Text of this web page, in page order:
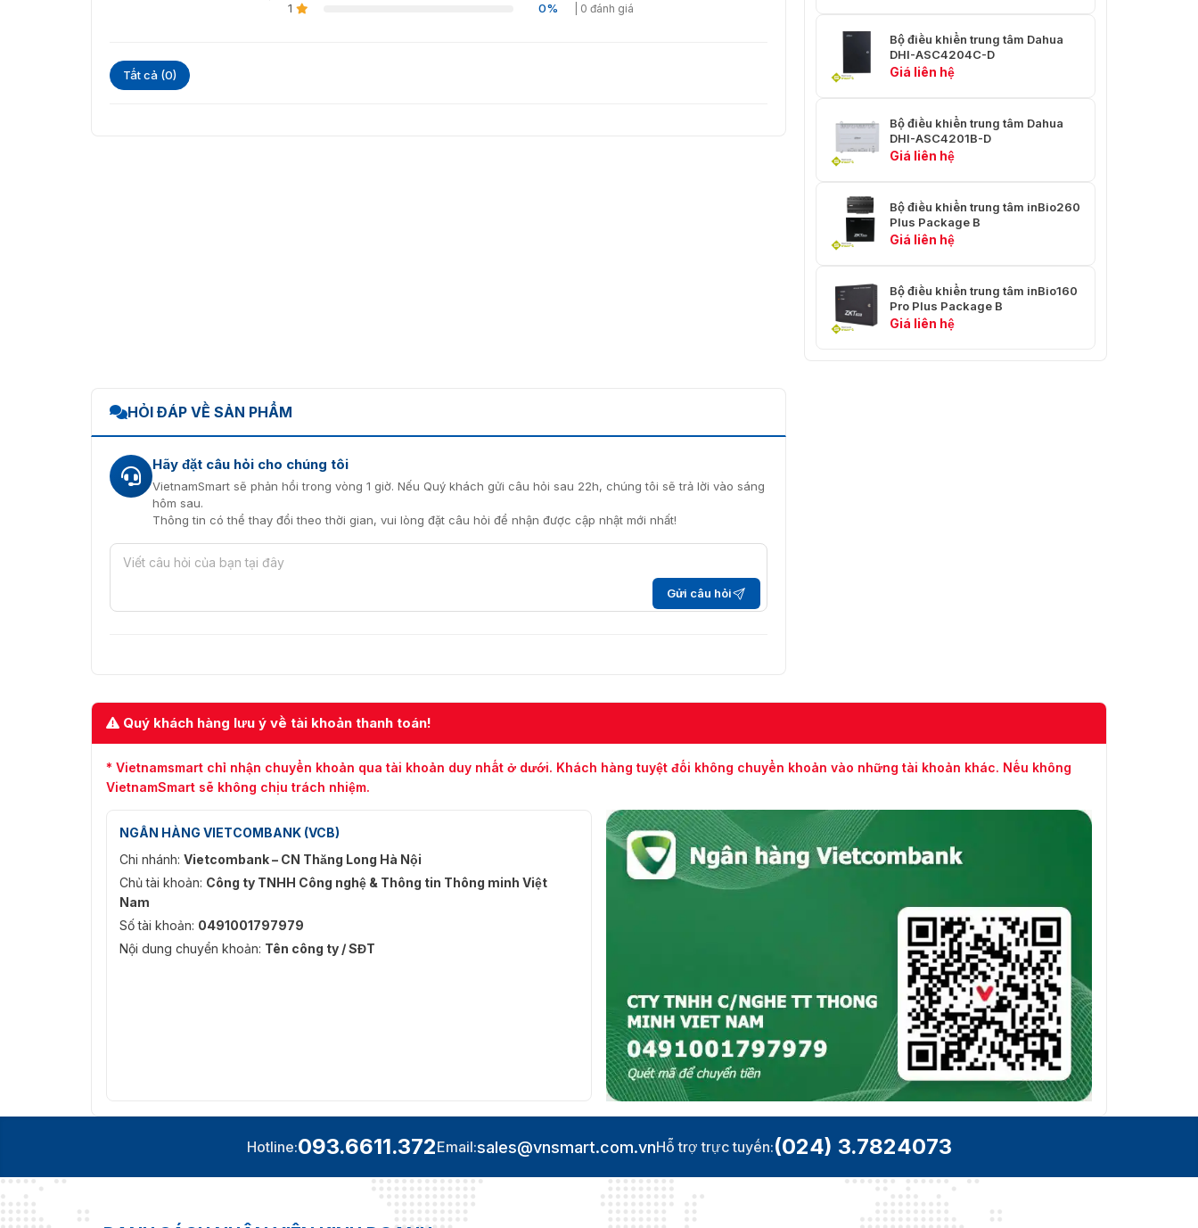
1 0% | 0 đánh giá
Tất cả (0)
Bộ điều khiển trung tâm Dahua
DHI-ASC4204C-D
Giá liên hệ
Bộ điều khiển trung tâm Dahua
DHI-ASC4201B-D
Giá liên hệ
Bộ điều khiển trung tâm inBio260
Plus Package B
Giá liên hệ
Bộ điều khiển trung tâm inBio160
Pro Plus Package B
Giá liên hệ
HỎI ĐÁP VỀ SẢN PHẨM
Hãy đặt câu hỏi cho chúng tôi
VietnamSmart sẽ phản hồi trong vòng 1 giờ. Nếu Quý khách gửi câu hỏi sau 22h, chúng tôi sẽ trả lời vào sáng
hôm sau.
Thông tin có thể thay đổi theo thời gian, vui lòng đặt câu hỏi để nhận được cập nhật mới nhất!
Gửi câu hỏi
Quý khách hàng lưu ý về tài khoản thanh toán!
* Vietnamsmart chỉ nhận chuyển khoản qua tài khoản duy nhất ở dưới. Khách hàng tuyệt đối không chuyển khoản vào những tài khoản khác. Nếu không
VietnamSmart sẽ không chịu trách nhiệm.
NGÂN HÀNG VIETCOMBANK (VCB)
Chi nhánh: Vietcombank – CN Thăng Long Hà Nội
Chủ tài khoản: Công ty TNHH Công nghệ & Thông tin Thông minh Việt
Nam
Số tài khoản: 0491001797979
Nội dung chuyển khoản: Tên công ty / SĐT
Hotline:093.6611.372Email:sales@vnsmart.com.vnHỗ trợ trực tuyến:(024) 3.7824073